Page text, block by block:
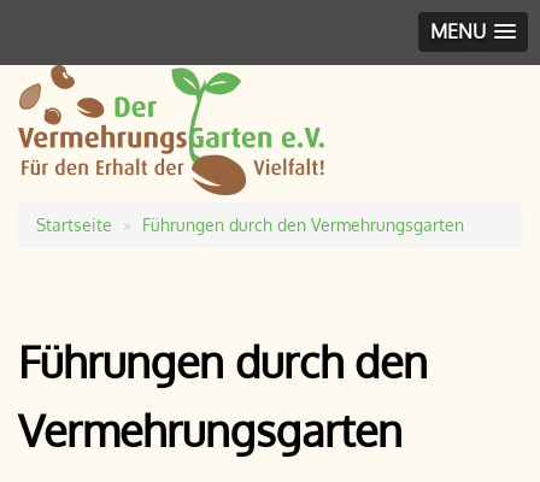
MENU
Pfadnavigation
Startseite Führungen durch den Vermehrungsgarten
Führungen durch den
Vermehrungsgarten